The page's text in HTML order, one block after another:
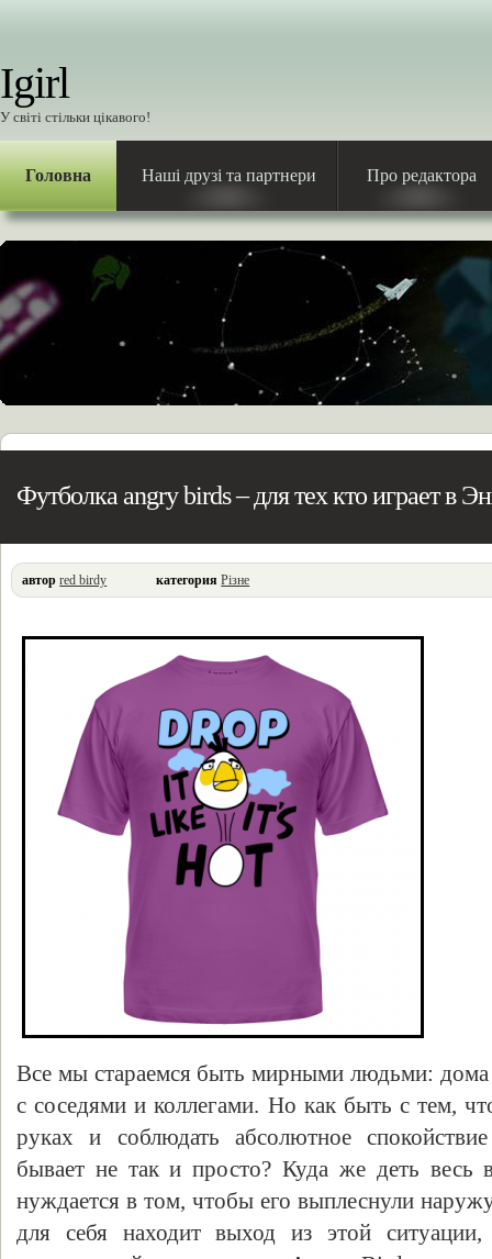
Igirl
У світі стільки цікавого!
Головна Наші друзі та партнери Про редактора
Футболка angry birds – для тех кто играет в
автор red birdy категория Різне
Все мы стараемся быть мирными людьми:
с соседями и коллегами. Но как быть с тем,
руках и соблюдать абсолютное
бывает не так и просто? Куда же деть весь
нуждается в том, чтобы его выплеснули
для себя находит выход из этой